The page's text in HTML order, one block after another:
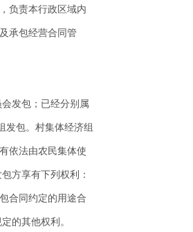
负责本行政区域内
承包经营合同管
发包；已经分别属
发包。村集体经济组
依法由农民集体使
方享有下列权利：
合同约定的用途合
的其他权利。